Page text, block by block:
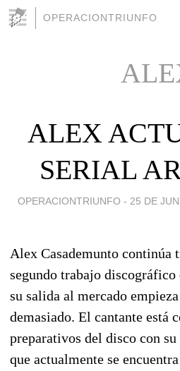
OPERACIONTRIUNFO
ALEX
SERIAL
OPERACIONTRIUNFO - 25 DE
Alex Casademunto continúa
segundo trabajo
su salida al mercado
demasiado. El cantante está
preparativos del disco con su
que actualmente se